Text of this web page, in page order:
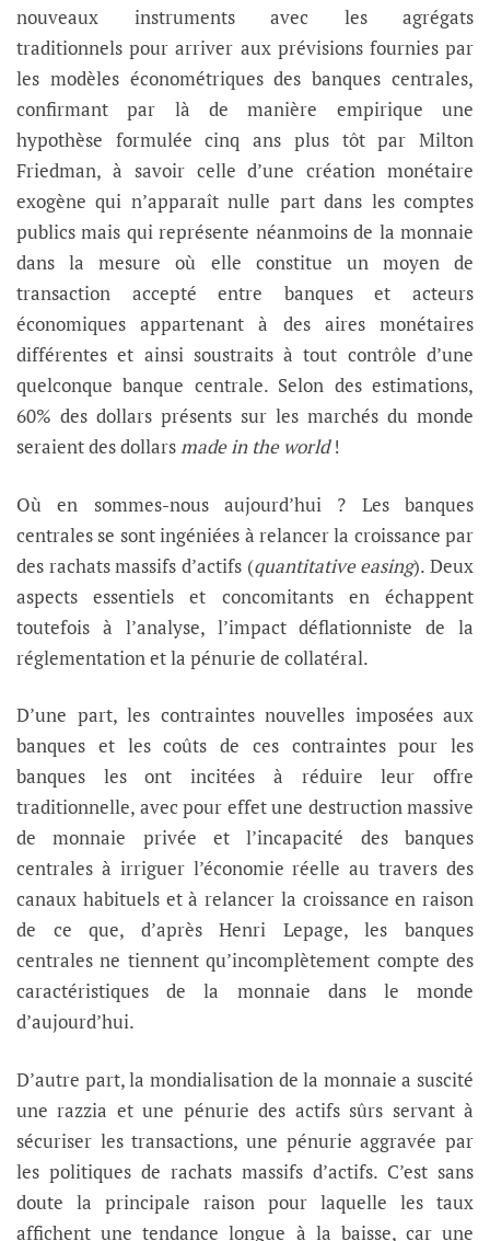
nouveaux instruments avec les agrégats
traditionnels pour arriver aux prévisions fournies par
les modèles économétriques des banques centrales,
confirmant par là de manière empirique une
hypothèse formulée cinq ans plus tôt par Milton
Friedman, à savoir celle d’une création monétaire
exogène qui n’apparaît nulle part dans les comptes
publics mais qui représente néanmoins de la monnaie
dans la mesure où elle constitue un moyen de
transaction accepté entre banques et acteurs
économiques appartenant à des aires monétaires
différentes et ainsi soustraits à tout contrôle d’une
quelconque banque centrale. Selon des estimations,
60% des dollars présents sur les marchés du monde
seraient des dollarsmade in the world!
Où en sommes-nous aujourd’hui ? Les banques
centrales se sont ingéniées à relancer la croissance par
des rachats massifs d’actifs (quantitative easing). Deux
aspects essentiels et concomitants en échappent
toutefois à l’analyse, l’impact déflationniste de la
réglementation et la pénurie de collatéral.
D’une part, les contraintes nouvelles imposées aux
banques et les coûts de ces contraintes pour les
banques les ont incitées à réduire leur offre
traditionnelle, avec pour effet une destruction massive
de monnaie privée et l’incapacité des banques
centrales à irriguer l’économie réelle au travers des
canaux habituels et à relancer la croissance en raison
de ce que, d’après Henri Lepage, les banques
centrales ne tiennent qu’incomplètement compte des
caractéristiques de la monnaie dans le monde
d’aujourd’hui.
D’autre part, la mondialisation de la monnaie a suscité
une razzia et une pénurie des actifs sûrs servant à
sécuriser les transactions, une pénurie aggravée par
les politiques de rachats massifs d’actifs. C’est sans
doute la principale raison pour laquelle les taux
affichent une tendance longue à la baisse, car une